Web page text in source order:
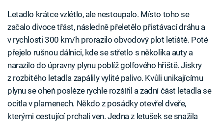
Letadlo krátce vzlétlo, ale nestoupalo. Místo toho se
začalo divoce třást, následně přeletělo přistávací dráhu a
v rychlosti 300 km/h prorazilo obvodový plot letiště. Poté
přejelo rušnou dálnici, kde se střetlo s několika auty a
narazilo do úpravny plynu poblíž golfového hřiště. Jiskry
z rozbitého letadla zapálily vylité palivo. Kvůli unikajícímu
plynu se oheň posléze rychle rozšířil a zadní část letadla se
ocitla v plamenech. Někdo z posádky otevřel dveře,
kterými cestující prchali ven. Jedna z letušek se snažila